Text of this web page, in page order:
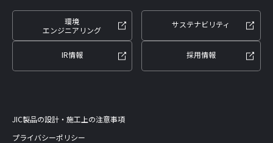
環境
エンジニアリング
サステナビリティ
IR情報 採用情報
JIC製品の設計・施工上の注意事項
プライバシーポリシー